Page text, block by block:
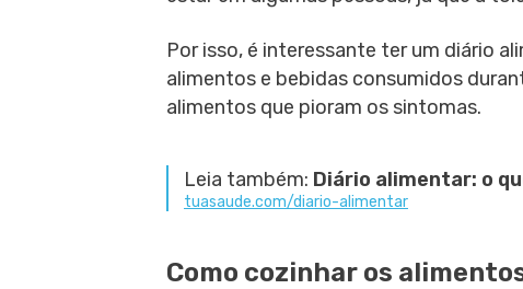
Por isso, é interessante ter um diário
alimentos e bebidas consumidos
alimentos que pioram os sintomas.
Leia também: Diário alimentar: o
tuasaude.com/diario-alimentar
Como cozinhar os